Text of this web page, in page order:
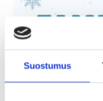
Suostumus